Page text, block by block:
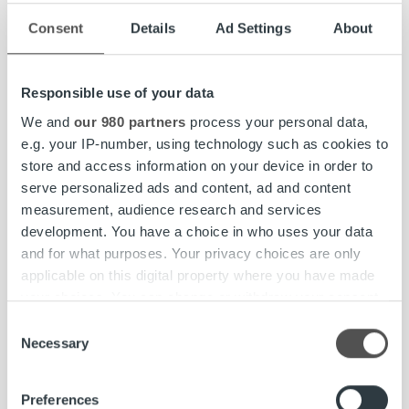
Consent Details Ad Settings About
Responsible use of your data
We and our 980 partners process your personal data,
e.g. your IP-number, using technology such as cookies to
store and access information on your device in order to
serve personalized ads and content, ad and content
measurement, audience research and services
development. You have a choice in who uses your data
and for what purposes. Your privacy choices are only
applicable on this digital property where you have made
your choices. You can change or withdraw your consent
the Privacy trigger icon.
Find out more about how your personal data is processed
Selection
Necessary
Preferences
reaaliaikainen seuranta onnistuu Ropo 24:n kautta ja uuden
BI-palvelun avulla voimme hyödyntää taloushallinnon
dataa entistä laajemmin liiketoiminnan arjessa, Saurus
Ropo Capitalin asiakkuusjohtaja Henry Pärssinennäkee,
että reaaliaikaisen seurannan ratkaisut tulevat olemaan
tulevaisuudessa entistäkin tärkeämpiä.
– Digitalisoitu laskutusprosessi on tehokas ja optimoi
saatavien kiertonopeuden. Tehokkaasti toteutetun
laskutuksen lisäksi on tärkeää, että esimerkiksi
laskutuksesta saatavaa asiakastietoa hyödynnetään
osa kilpailukykyä, Pärssinen täsmentää.
Lue lisää Attendolle toteutetusta palveluratkaisusta: